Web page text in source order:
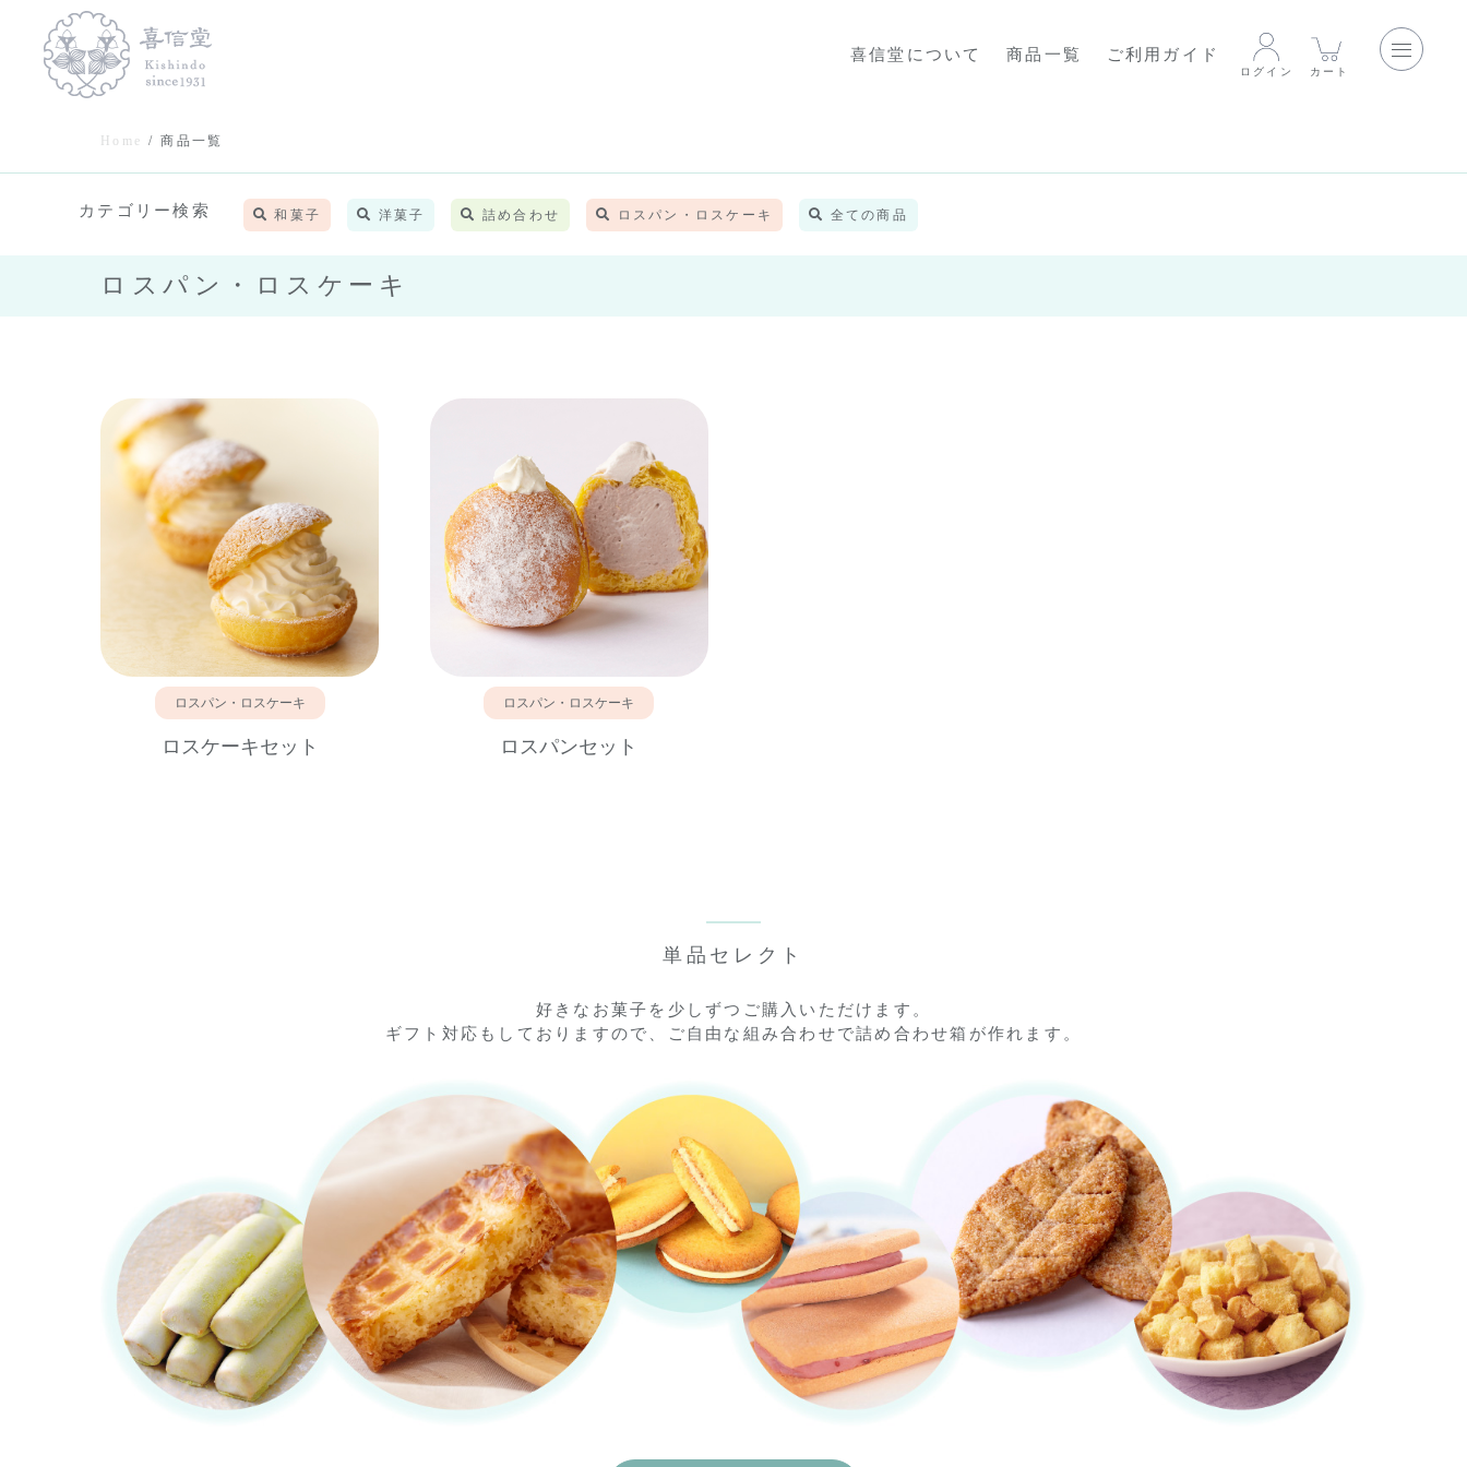
喜信堂について 商品一覧 ご利用ガイド
ログイン カート
Home 商品一覧
カテゴリー検索 和菓子 洋菓子 詰め合わせ ロスパン・ロスケーキ 全ての商品
ロスパン・ロスケーキ
ロスパン・ロスケーキ
ロスケーキセット
ロスパン・ロスケーキ
ロスパンセット
単品セレクト
好きなお菓子を少しずつご購入いただけます。
ギフト対応もしておりますので、ご自由な組み合わせで詰め合わせ箱が作れます。